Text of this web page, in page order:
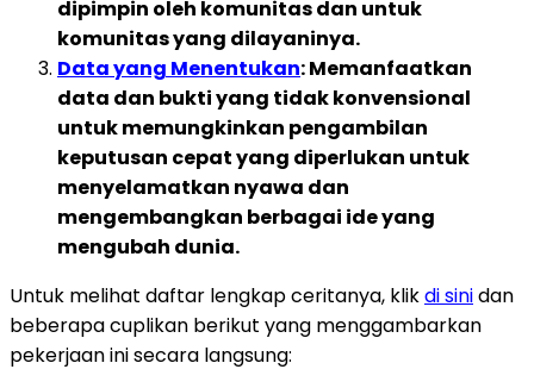
dipimpin oleh komunitas dan untuk
komunitas yang dilayaninya.
Data yang Menentukan: Memanfaatkan
data dan bukti yang tidak konvensional
untuk memungkinkan pengambilan
keputusan cepat yang diperlukan untuk
menyelamatkan nyawa dan
mengembangkan berbagai ide yang
mengubah dunia.
Untuk melihat daftar lengkap ceritanya, klikdi sinidan
beberapa cuplikan berikut yang menggambarkan
pekerjaan ini secara langsung: